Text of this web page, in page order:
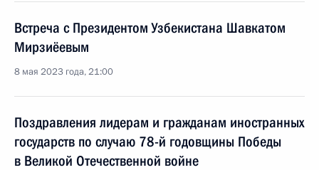
Встреча с Президентом Узбекистана Шавкатом
Мирзиёевым
8 мая 2023 года, 21:00
Поздравления лидерам и гражданам иностранных
государств по случаю 78-й годовщины Победы
в Великой Отечественной войне